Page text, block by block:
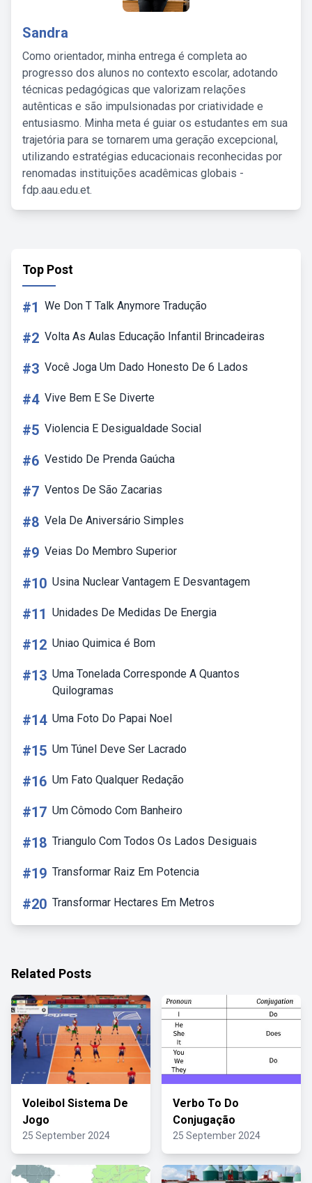
Sandra
Como orientador, minha entrega é completa ao
progresso dos alunos no contexto escolar, adotando
técnicas pedagógicas que valorizam relações
autênticas e são impulsionadas por criatividade e
entusiasmo. Minha meta é guiar os estudantes em sua
trajetória para se tornarem uma geração excepcional,
utilizando estratégias educacionais reconhecidas por
renomadas instituições acadêmicas globais -
fdp.aau.edu.et.
Top Post
#1 We Don T Talk Anymore Tradução
#2 Volta As Aulas Educação Infantil Brincadeiras
#3 Você Joga Um Dado Honesto De 6 Lados
#4 Vive Bem E Se Diverte
#5 Violencia E Desigualdade Social
#6 Vestido De Prenda Gaúcha
#7 Ventos De São Zacarias
#8 Vela De Aniversário Simples
#9 Veias Do Membro Superior
#10 Usina Nuclear Vantagem E Desvantagem
#11 Unidades De Medidas De Energia
#12 Uniao Quimica é Bom
#13 Uma Tonelada Corresponde A Quantos
Quilogramas
#14 Uma Foto Do Papai Noel
#15 Um Túnel Deve Ser Lacrado
#16 Um Fato Qualquer Redação
#17 Um Cômodo Com Banheiro
#18 Triangulo Com Todos Os Lados Desiguais
#19 Transformar Raiz Em Potencia
#20 Transformar Hectares Em Metros
Related Posts
Voleibol Sistema De
Jogo
25 September 2024
Verbo To Do
Conjugação
25 September 2024